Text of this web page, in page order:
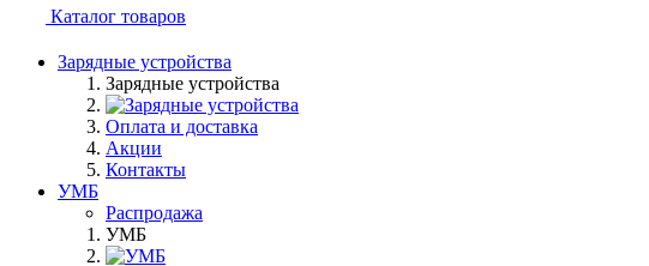
Каталог товаров
Зарядные устройства
Зарядные устройства
Оплата и доставка
Акции
Контакты
УМБ
Распродажа
УМБ